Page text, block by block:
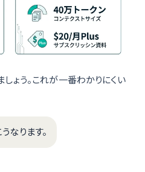
ょう。これが一番わかりにくい
なります。